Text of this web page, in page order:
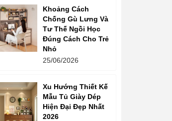
Khoảng Cách
Chống Gù Lưng Và
Tư Thế Ngồi Học
Đúng Cách Cho Trẻ
Nhỏ
25/06/2026
Xu Hướng Thiết Kế
Mẫu Tủ Giày Dép
Hiện Đại Đẹp Nhất
2026